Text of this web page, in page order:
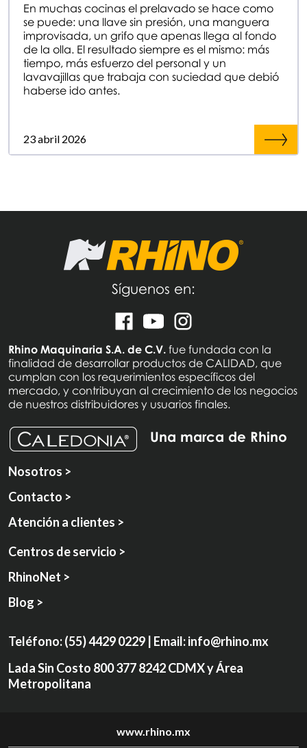
En muchas cocinas el prelavado se hace como
se puede: una llave sin presión, una manguera
improvisada, un grifo que apenas llega al fondo
de la olla. El resultado siempre es el mismo: más
tiempo, más esfuerzo del personal y un
lavavajillas que trabaja con suciedad que debió
haberse ido antes.
23 abril 2026
Síguenos en:
Rhino Maquinaria S.A. de C.V. fue fundada con la
finalidad de desarrollar productos de CALIDAD, que
cumplan con los requerimientos específicos del
mercado, y contribuyan al crecimiento de los negocios
de nuestros distribuidores y usuarios finales.
Una marca de Rhino
Nosotros >
Contacto >
Atención a clientes >
Centros de servicio >
RhinoNet >
Blog >
Teléfono:(55) 4429 0229 | Email:info@rhino.mx
Lada Sin Costo 800 377 8242CDMX y Área
Metropolitana
www.rhino.mx